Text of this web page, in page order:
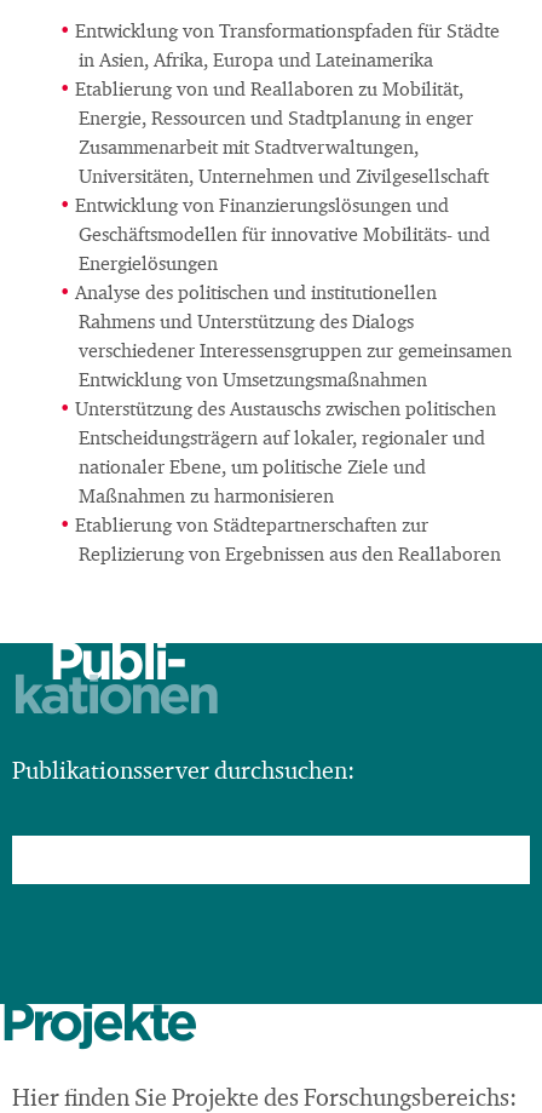
Entwicklung von Transformationspfaden für Städte
in Asien, Afrika, Europa und Lateinamerika
Etablierung von und Reallaboren zu Mobilität,
Energie, Ressourcen und Stadtplanung in enger
Zusammenarbeit mit Stadtverwaltungen,
Universitäten, Unternehmen und Zivilgesellschaft
Entwicklung von Finanzierungslösungen und
Geschäftsmodellen für innovative Mobilitäts- und
Energielösungen
Analyse des politischen und institutionellen
Rahmens und Unterstützung des Dialogs
verschiedener Interessensgruppen zur gemeinsamen
Entwicklung von Umsetzungsmaßnahmen
Unterstützung des Austauschs zwischen politischen
Entscheidungsträgern auf lokaler, regionaler und
nationaler Ebene, um politische Ziele und
Maßnahmen zu harmonisieren
Etablierung von Städtepartnerschaften zur
Replizierung von Ergebnissen aus den Reallaboren
Publi-
kationen
Publikationsserver durchsuchen:
Projekte
Hier finden Sie Projekte des Forschungsbereichs: